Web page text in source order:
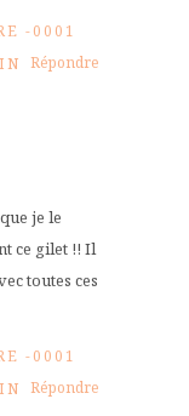
-0001
Répondre
je le
ce gilet !! Il
toutes ces
-0001
Répondre